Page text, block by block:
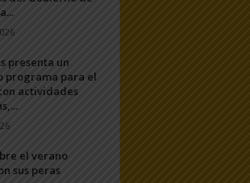
presenta un
programa para el
actividades
el verano
sus peras